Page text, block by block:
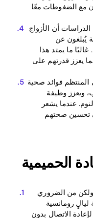
مع الضغوطات معًا
أن الأزواج
يُبلغون عن
ما يمتد هذا
يعزز قدرتهم على
فوائد صحية
ويعزز وظيفة
عندما يشعر
تحسين صحتهم
الحميمية
ولكن من الضروري
رومانسية
الاتصال بدون